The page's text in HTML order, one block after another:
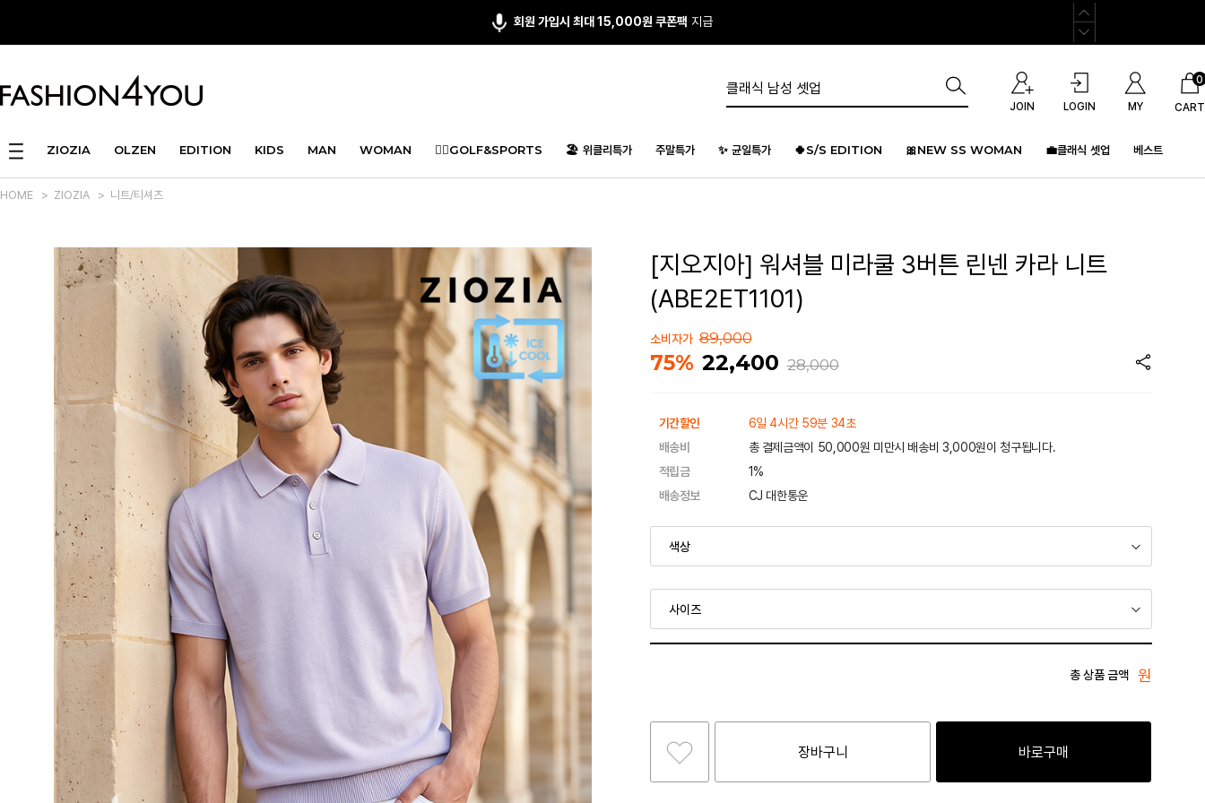
회원 가입시 최대 15,000원 쿠폰팩 지급
JOIN LOGIN MY CART
0
ZIOZIA OLZEN EDITION KIDS MAN WOMAN 🏌️‍♂️GOLF&SPORTS 🏖️ 위클리특가 주말특가 ✨ 균일특가 🍀S/S EDITION 🎀NEW SS WOMAN 💼클래식 셋업 베스트
HOME > ZIOZIA > 니트/티셔츠
[지오지아] 워셔블 미라쿨 3버튼 린넨 카라 니트
(ABE2ET1101)
소비자가 89,000
75% 22,400 28,000
기간할인
6일 4시간 59분 34초
배송비
총 결제금액이 50,000원 미만시 배송비 3,000원이 청구됩니다.
적립금
1%
배송정보
CJ 대한통운
총 상품 금액 원
장바구니 바로구매